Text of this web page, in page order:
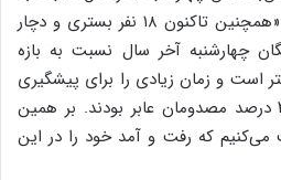
سال گذشته خبر داد و گفت: «همچنین تاکنون ۱۸ نفر بستری و دچار
چهارشنبه آخر سال نسبت به بازه
است و زمان زیادی را برای پیشگیری
نداریم. سال گذشته حدود ۳۰ درصد مصدومان عابر بودند. بر همین
که رفت و آمد خود را در این